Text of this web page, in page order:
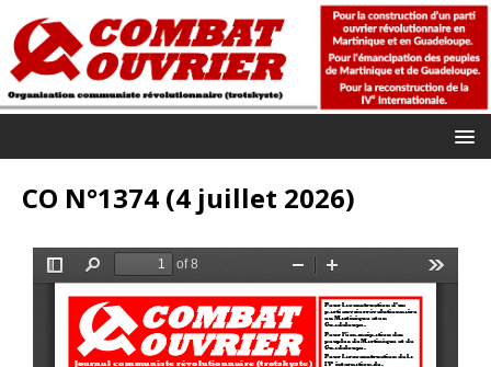
CO N°1374 (4 juillet 2026)